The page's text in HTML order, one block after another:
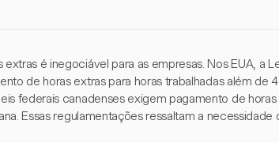
é inegociável para as empresas. Nos EUA, a
de horas extras para horas trabalhadas além de
federais canadenses exigem pagamento de horas
Essas regulamentações ressaltam a necessidade